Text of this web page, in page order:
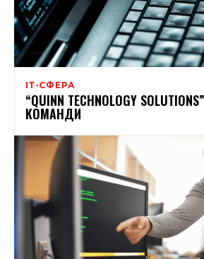
ІТ-СФЕРА
“QUINN TECHNOLOGY
КОМАНДИ